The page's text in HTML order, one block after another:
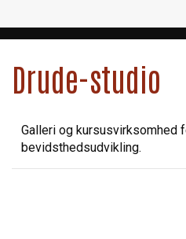
Drude-studio
Galleri og kursusvirksomhed
bevidsthedsudvikling.